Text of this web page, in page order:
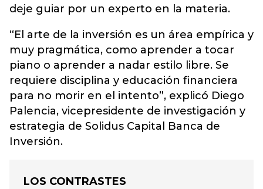
deje guiar por un experto en la materia.
“El arte de la inversión es un área empírica y
muy pragmática, como aprender a tocar
piano o aprender a nadar estilo libre. Se
requiere disciplina y educación financiera
para no morir en el intento”, explicó Diego
Palencia, vicepresidente de investigación y
estrategia de Solidus Capital Banca de
Inversión.
LOS CONTRASTES